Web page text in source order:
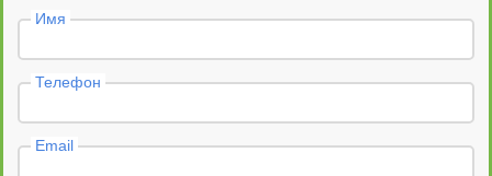
Имя
Телефон
Email